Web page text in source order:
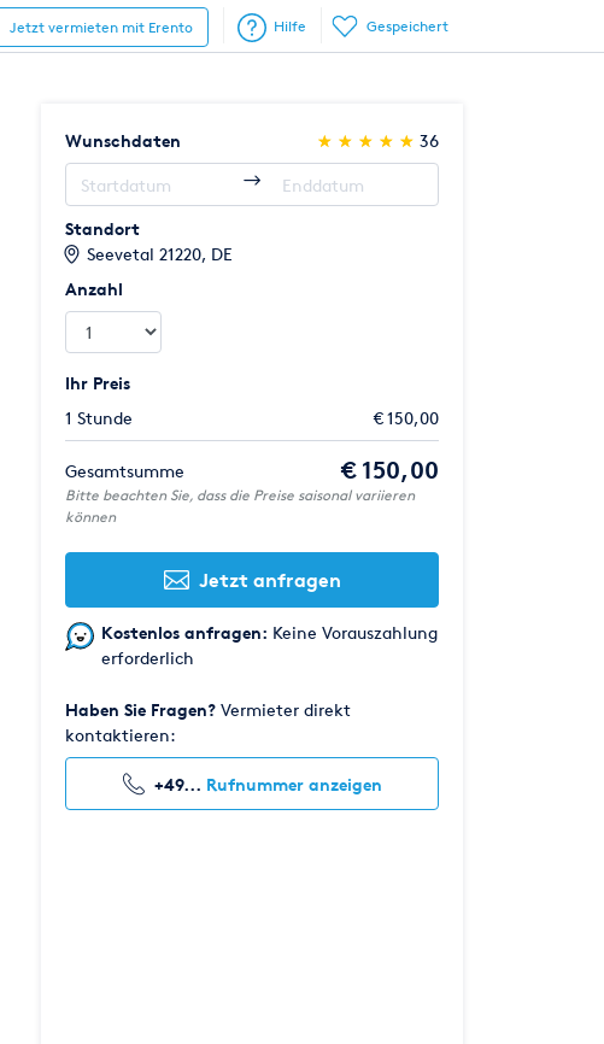
Gespeichert
Jetzt vermieten mit Erento Hilfe
Wunschdaten (*)
★
★
(*) ★
★
(*) ★
★
(*) ★
★
(*) ★
★ 36
Standort
Seevetal 21220, DE
Anzahl
Ihr Preis
1 Stunde
€ 150,00
Gesamtsumme € 150,00
Bitte beachten Sie, dass die Preise saisonal variieren
können
Jetzt anfragen
Kostenlos anfragen: Keine Vorauszahlung
erforderlich
Haben Sie Fragen? Vermieter direkt
kontaktieren:
+49... Rufnummer anzeigen